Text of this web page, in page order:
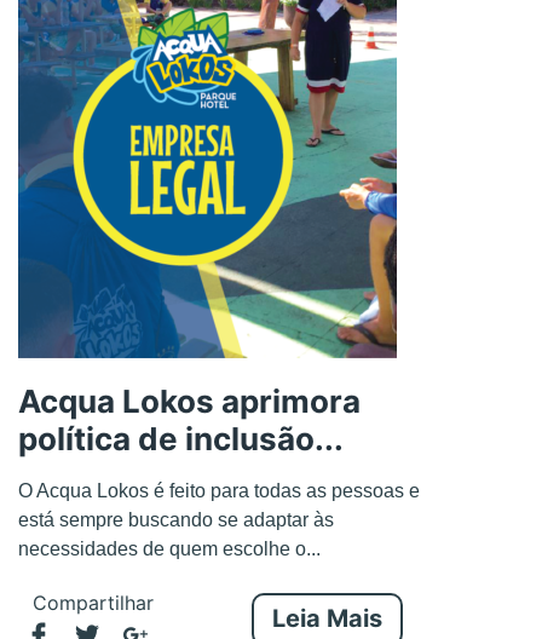
Acqua Lokos aprimora
política de inclusão...
O Acqua Lokos é feito para todas as pessoas e
está sempre buscando se adaptar às
necessidades de quem escolhe o...
Compartilhar
Leia Mais